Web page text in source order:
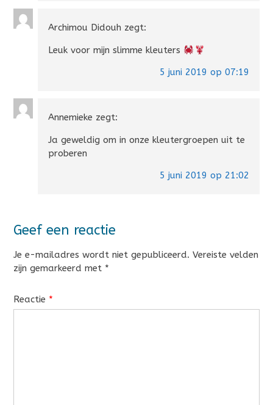
Archimou Didouh zegt:
Leuk voor mijn slimme kleuters
5 juni 2019 op 07:19
Annemieke zegt:
Ja geweldig om in onze kleutergroepen uit te
proberen
5 juni 2019 op 21:02
Geef een reactie
Je e-mailadres wordt niet gepubliceerd. Vereiste velden
zijn gemarkeerd met *
Reactie *